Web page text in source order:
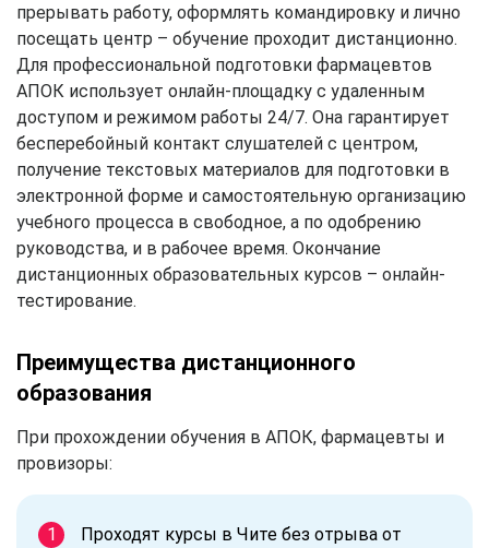
прерывать работу, оформлять командировку и лично
посещать центр – обучение проходит дистанционно.
Для профессиональной подготовки фармацевтов
АПОК использует онлайн-площадку с удаленным
доступом и режимом работы 24/7. Она гарантирует
бесперебойный контакт слушателей с центром,
получение текстовых материалов для подготовки в
электронной форме и самостоятельную организацию
учебного процесса в свободное, а по одобрению
руководства, и в рабочее время. Окончание
дистанционных образовательных курсов – онлайн-
тестирование.
Преимущества дистанционного
образования
При прохождении обучения в АПОК, фармацевты и
провизоры:
Проходят курсы в Чите без отрыва от